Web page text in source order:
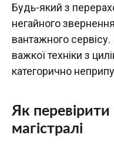
Будь-який з
негайного
вантажного
важкої техніки з
категорично
Як
магістралі